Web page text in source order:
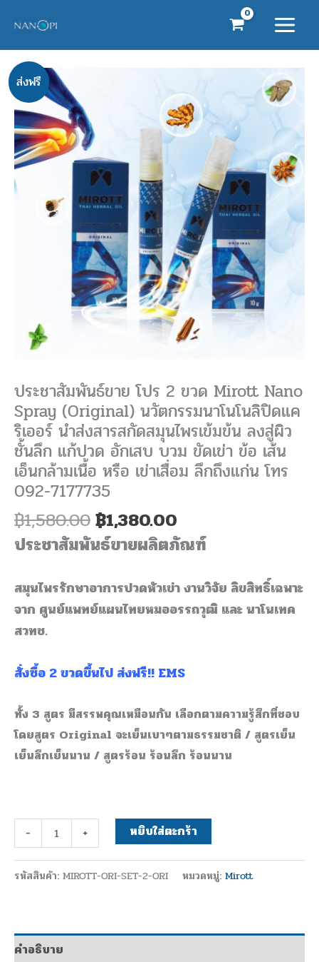
content
ส่งฟรี
ประชาสัมพันธ์ขาย โปร 2 ขวด Mirott Nano
Spray (Original) นวัตกรรมนาโนโนลิปิดแค
ริเออร์ นำส่งสารสกัดสมุนไพรเข้มข้น ลงสู่ผิว
ชั้นลึก แก้ปวด อักเสบ บวม ขัดเข่า ข้อ เส้น
เอ็นกล้ามเนื้อ หรือ เข่าเสื่อม ลึกถึงแก่น โทร
092-7177735
฿1,580.00
Original
฿1,580.00.
฿1,380.00
Current
price
is:
฿1,380.00.
ประชาสัมพันธ์ขายผลิตภัณฑ์
สมุนไพรรักษาอาการปวดหัวเข่า งานวิจัย ลิขสิทธิ์เฉพาะ
จาก ศูนย์แพทย์แผนไทยหมออรรถวุฒิ และ นาโนเทค
สวทช.
สั่งซื้อ 2 ขวดขึ้นไป ส่งฟรี!! EMS
ทั้ง 3 สูตร มีสรรพคุณเหมือนกัน เลือกตามความรู้สึกที่ชอบ
โดยสูตร Original จะเย็นเบาๆตามธรรมชาติ / สูตรเย็น
เย็นลึกเย็นนาน / สูตรร้อน ร้อนลึก ร้อนนาน
-
จำนวน
ประชาสัมพันธ์
ขาย
โปร
2
ขวด
Mirott
แค
ริ
เอ
อร์
นำ
ส่ง
สาร
สกัด
สมุนไพร
ข้น
ลง
สู่
ชั้น
แก้
ปวด
อักเสบ
เข่า
ข้อ
เส้น
เอ็น
หรือ
+ หยิบใส่ตะกร้า
รหัสสินค้า: MIROTT-ORI-SET-2-ORI หมวดหมู่: Mirott
คำอธิบาย